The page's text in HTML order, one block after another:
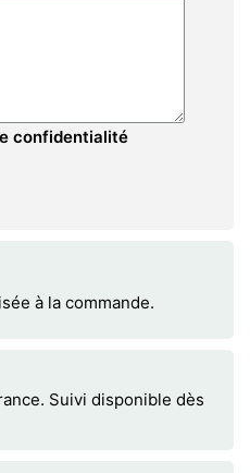
confidentialité
à la commande.
Suivi disponible dès